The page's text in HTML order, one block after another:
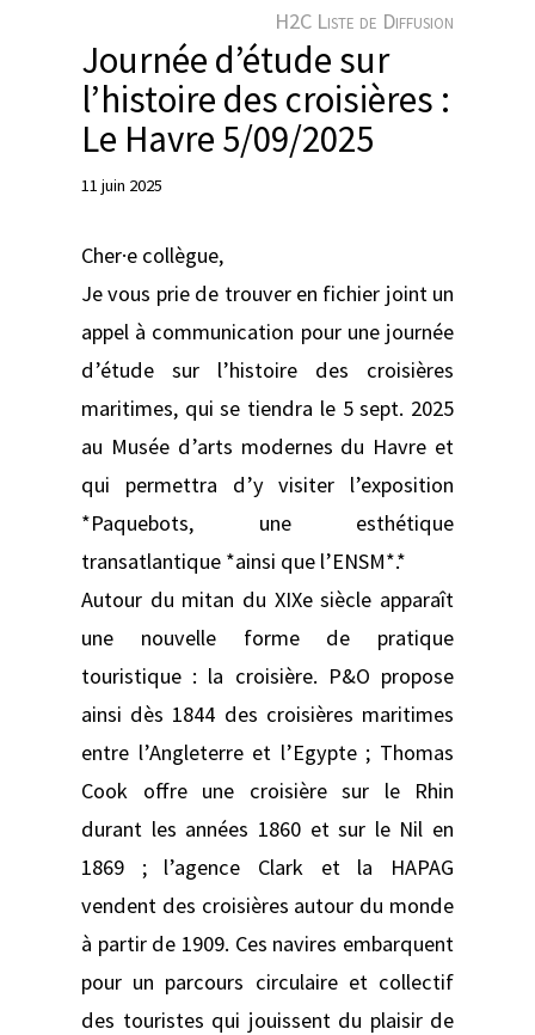
H2C Liste de Diffusion
Journée d’étude sur
l’histoire des croisières :
Le Havre 5/09/2025
11 juin 2025
Cher·e collègue,
Je vous prie de trouver en fichier joint un
appel à communication pour une journée
d’étude sur l’histoire des croisières
maritimes, qui se tiendra le 5 sept. 2025
au Musée d’arts modernes du Havre et
qui permettra d’y visiter l’exposition
*Paquebots, une esthétique
transatlantique *ainsi que l’ENSM*.*
Autour du mitan du XIXe siècle apparaît
une nouvelle forme de pratique
touristique : la croisière. P&O propose
ainsi dès 1844 des croisières maritimes
entre l’Angleterre et l’Egypte ; Thomas
Cook offre une croisière sur le Rhin
durant les années 1860 et sur le Nil en
1869 ; l’agence Clark et la HAPAG
vendent des croisières autour du monde
à partir de 1909. Ces navires embarquent
pour un parcours circulaire et collectif
des touristes qui jouissent du plaisir de